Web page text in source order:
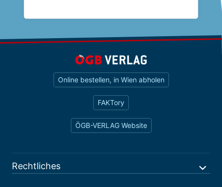
Online bestellen, in Wien abholen
FAKTory
ÖGB-VERLAG Website
Rechtliches